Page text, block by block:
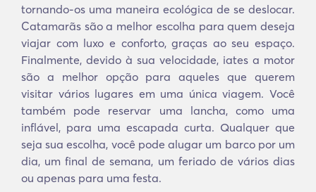
tornando-os uma maneira ecológica de se deslocar.
Catamarãs são a melhor escolha para quem deseja
viajar com luxo e conforto, graças ao seu espaço.
Finalmente, devido à sua velocidade, iates a motor
são a melhor opção para aqueles que querem
visitar vários lugares em uma única viagem. Você
também pode reservar uma lancha, como uma
inflável, para uma escapada curta. Qualquer que
seja sua escolha, você pode alugar um barco por um
dia, um final de semana, um feriado de vários dias
ou apenas para uma festa.